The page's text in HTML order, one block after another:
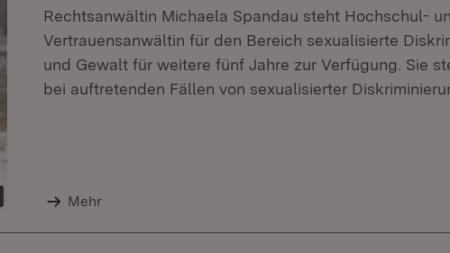
Rechtsanwältin Michaela Spandau steht Hochschul-
Vertrauensanwältin für den Bereich sexualisierte
und Gewalt für weitere fünf Jahre zur Verfügung. Sie
bei auftretenden Fällen von sexualisierter
Mehr